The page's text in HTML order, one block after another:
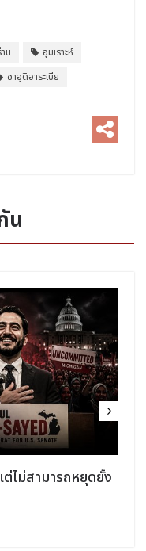
น
อุมเราะห์
ซาอุดิอาระเบีย
น
รถหยุดยั้ง
โมฮาเห